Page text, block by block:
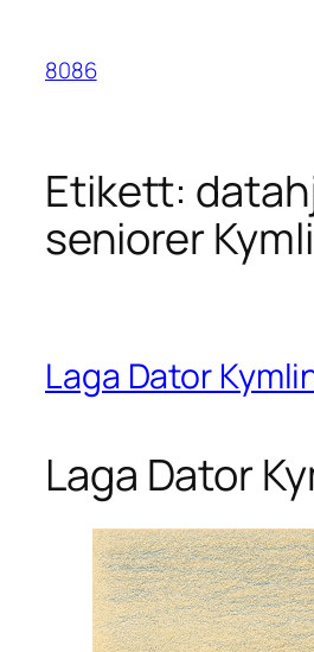
innehåll
8086
Etikett:
seniorer
Laga Dator
Laga Dator